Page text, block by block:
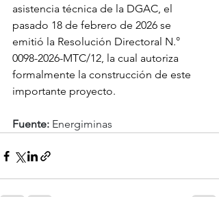
asistencia técnica de la DGAC, el
pasado 18 de febrero de 2026 se
emitió la Resolución Directoral N.°
0098-2026-MTC/12, la cual autoriza
formalmente la construcción de este
importante proyecto.
Fuente: Energiminas